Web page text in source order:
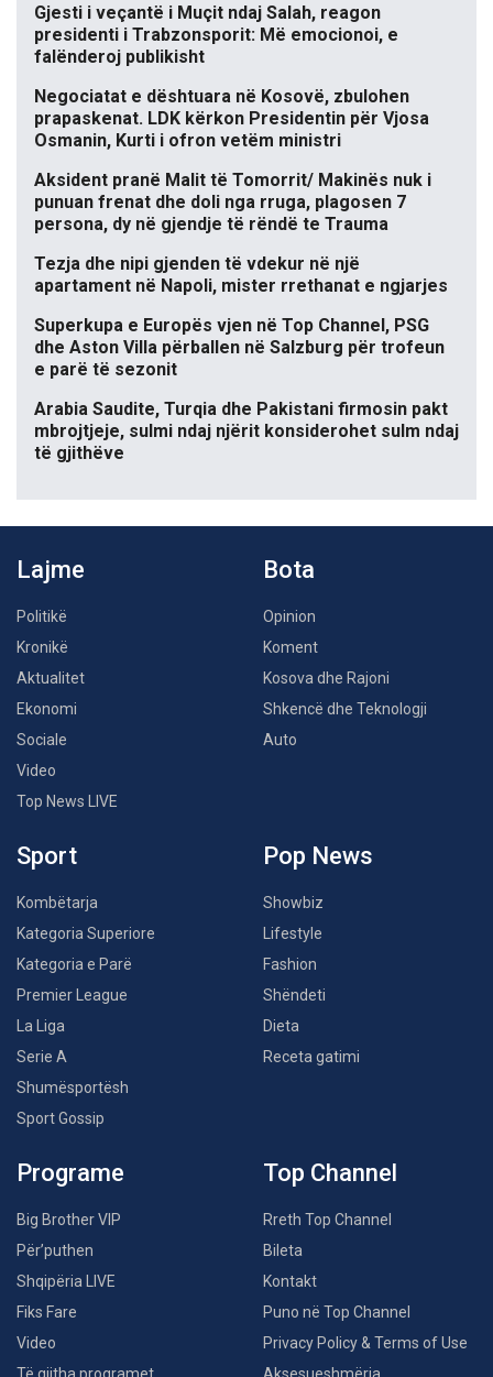
Gjesti i veçantë i Muçit ndaj Salah, reagon
presidenti i Trabzonsporit: Më emocionoi, e
falënderoj publikisht
Negociatat e dështuara në Kosovë, zbulohen
prapaskenat. LDK kërkon Presidentin për Vjosa
Osmanin, Kurti i ofron vetëm ministri
Aksident pranë Malit të Tomorrit/ Makinës nuk i
punuan frenat dhe doli nga rruga, plagosen 7
persona, dy në gjendje të rëndë te Trauma
Tezja dhe nipi gjenden të vdekur në një
apartament në Napoli, mister rrethanat e ngjarjes
Superkupa e Europës vjen në Top Channel, PSG
dhe Aston Villa përballen në Salzburg për trofeun
e parë të sezonit
Arabia Saudite, Turqia dhe Pakistani firmosin pakt
mbrojtjeje, sulmi ndaj njërit konsiderohet sulm ndaj
të gjithëve
Lajme
Politikë
Kronikë
Aktualitet
Ekonomi
Sociale
Video
Top News LIVE
Bota
Opinion
Koment
Kosova dhe Rajoni
Shkencë dhe Teknologji
Auto
Sport
Kombëtarja
Kategoria Superiore
Kategoria e Parë
Premier League
La Liga
Serie A
Shumësportësh
Sport Gossip
Pop News
Showbiz
Lifestyle
Fashion
Shëndeti
Dieta
Receta gatimi
Programe
Big Brother VIP
Për’puthen
Shqipëria LIVE
Fiks Fare
Video
Top Channel
Rreth Top Channel
Bileta
Kontakt
Puno në Top Channel
Privacy Policy & Terms of Use